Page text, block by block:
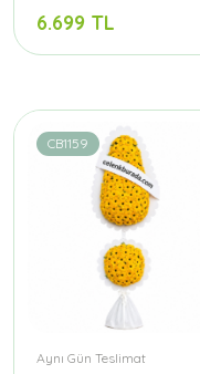
6.699 TL
CB1159
Aynı Gün Teslimat